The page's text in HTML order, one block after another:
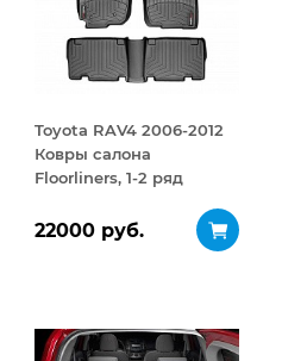
Toyota RAV4 2006-2012
Ковры салона
Floorliners, 1-2 ряд
22000 руб.